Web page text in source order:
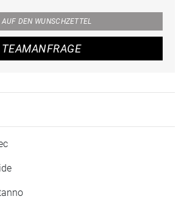
AUF DEN WUNSCHZETTEL
TEAMANFRAGE